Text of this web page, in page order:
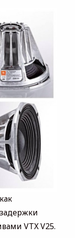
VTX V25.